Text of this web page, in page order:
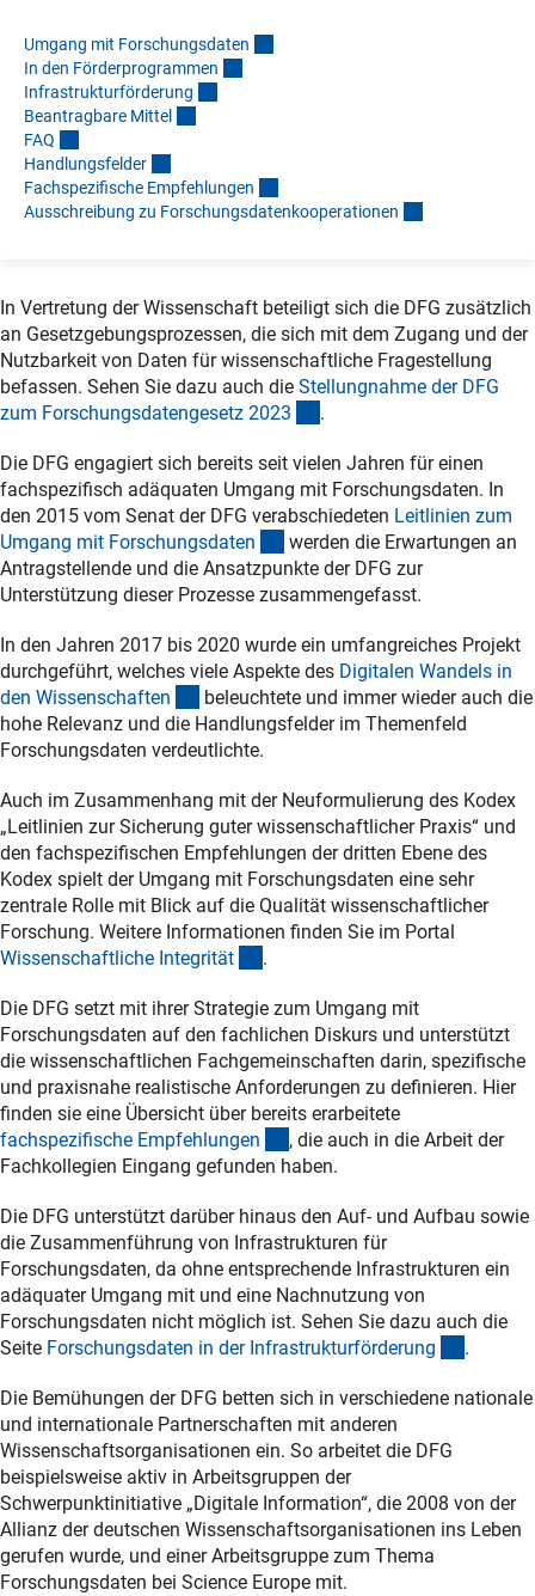
Umgang mit Forschungsdaten
In den Förderprogrammen
Infrastrukturförderung
Beantragbare Mitte
FAQ
Handlungsfelder
Fachspezifische Empfehlungen
Ausschreibung zu Forschungsdatenkooperationen
In Vertretung der Wissenschaft beteiligt sich die DFG zusätzlich
an Gesetzgebungsprozessen, die sich mit dem Zugang und der
Nutzbarkeit von Daten für wissenschaftliche Fragestellung
befassen. Sehen Sie dazu auch die Stellungnahme der DFG
zum Forschungsdatengesetz 2023 (Download)
.
Die DFG engagiert sich bereits seit vielen Jahren für einen
fachspezifisch adäquaten Umgang mit Forschungsdaten. In
den 2015 vom Senat der DFG verabschiedeten Leitlinien zum
Umgang mit Forschungsdaten (Download)
werden die Erwartungen an
Antragstellende und die Ansatzpunkte der DFG zur
Unterstützung dieser Prozesse zusammengefasst.
In den Jahren 2017 bis 2020 wurde ein umfangreiches Projekt
durchgeführt, welches viele Aspekte des Digitalen Wandels in
den Wissenschaften (interner Link)
beleuchtete und immer wieder auch die
hohe Relevanz und die Handlungsfelder im Themenfeld
Forschungsdaten verdeutlichte.
Auch im Zusammenhang mit der Neuformulierung des Kodex
„Leitlinien zur Sicherung guter wissenschaftlicher Praxis“ und
den fachspezifischen Empfehlungen der dritten Ebene des
Kodex spielt der Umgang mit Forschungsdaten eine sehr
zentrale Rolle mit Blick auf die Qualität wissenschaftlicher
Forschung. Weitere Informationen finden Sie im Portal
Wissenschaftliche Integrität (externer Link)
.
Die DFG setzt mit ihrer Strategie zum Umgang mit
Forschungsdaten auf den fachlichen Diskurs und unterstützt
die wissenschaftlichen Fachgemeinschaften darin, spezifische
und praxisnahe realistische Anforderungen zu definieren. Hier
finden sie eine Übersicht über bereits erarbeitete
fachspezifische Empfehlungen (interner Link)
, die auch in die Arbeit der
Fachkollegien Eingang gefunden haben.
Die DFG unterstützt darüber hinaus den Auf- und Aufbau sowie
die Zusammenführung von Infrastrukturen für
Forschungsdaten, da ohne entsprechende Infrastrukturen ein
adäquater Umgang mit und eine Nachnutzung von
Forschungsdaten nicht möglich ist. Sehen Sie dazu auch die
Seite Forschungsdaten in der Infrastrukturförderung .
Die Bemühungen der DFG betten sich in verschiedene nationale
und internationale Partnerschaften mit anderen
Wissenschaftsorganisationen ein. So arbeitet die DFG
beispielsweise aktiv in Arbeitsgruppen der
Schwerpunktinitiative „Digitale Information“, die 2008 von der
Allianz der deutschen Wissenschaftsorganisationen ins Leben
gerufen wurde, und einer Arbeitsgruppe zum Thema
Forschungsdaten bei Science Europe mit.